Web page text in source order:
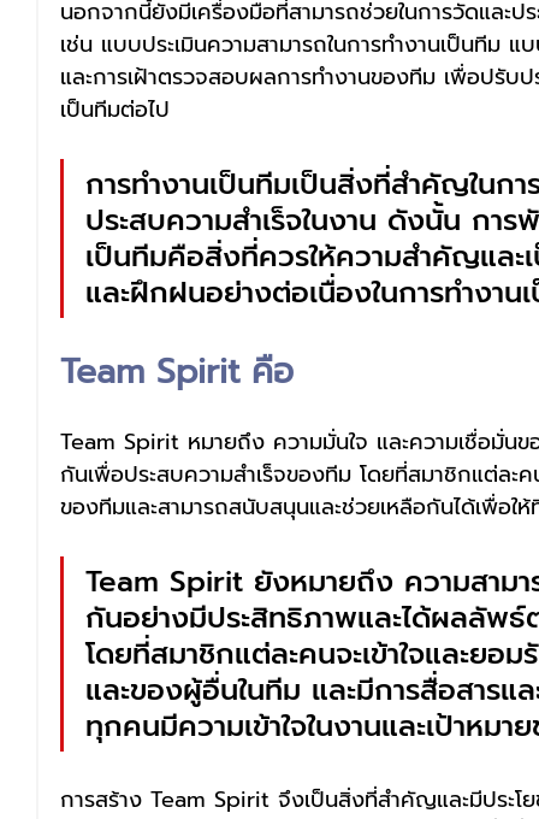
นอกจากนี้ยังมีเครื่องมือที่สามารถช่วยในการวัดและป
เช่น แบบประเมินความสามารถในการทำงานเป็นทีม
และการเฝ้าตรวจสอบผลการทำงานของทีม เพื่อปรับ
เป็นทีมต่อไป
การทำงานเป็นทีมเป็นสิ่งที่สำคัญในก
ประสบความสำเร็จในงาน ดังนั้น กา
เป็นทีมคือสิ่งที่ควรให้ความสำคัญและ
และฝึกฝนอย่างต่อเนื่องในการทำงาน
Team Spirit คือ
Team Spirit หมายถึง ความมั่นใจ และความเชื่อมั่นข
กันเพื่อประสบความสำเร็จของทีม โดยที่สมาชิกแต่ล
ของทีมและสามารถสนับสนุนและช่วยเหลือกันได้เพื่อใ
Team Spirit ยังหมายถึง ความสามา
กันอย่างมีประสิทธิภาพและได้ผลลัพธ์
โดยที่สมาชิกแต่ละคนจะเข้าใจและยอ
และของผู้อื่นในทีม และมีการสื่อสารแ
ทุกคนมีความเข้าใจในงานและเป้าหม
การสร้าง Team Spirit จึงเป็นสิ่งที่สำคัญและมีประโ